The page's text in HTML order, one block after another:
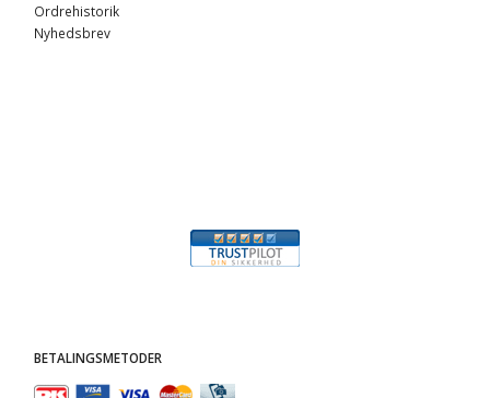
Ordrehistorik
Nyhedsbrev
BETALINGSMETODER